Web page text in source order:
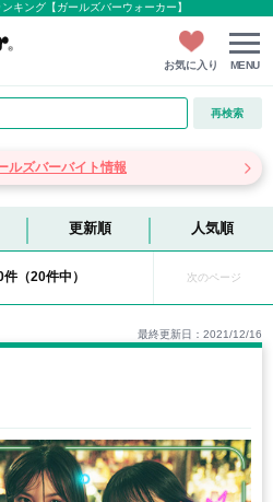
キング【ガールズバーウォーカー】
お気に入り MENU
再検索
ルズバーバイト情報
更新順 人気順
（20件中） 次のページ
最終更新日：2021/12/16